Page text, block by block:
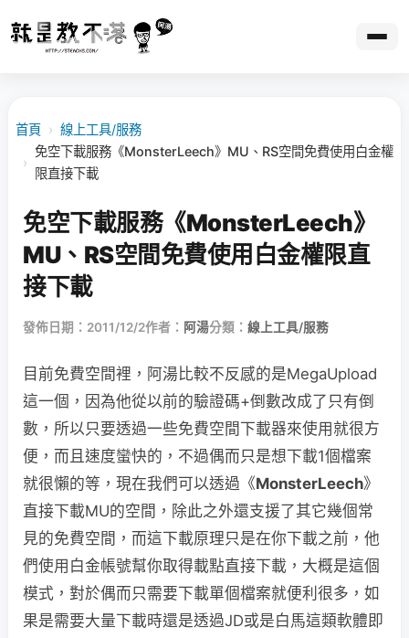
首頁 › 線上工具/服務
›
免空下載服務《MonsterLeech》MU、RS空間免費使用白金權
限直接下載
免空下載服務《MonsterLeech》
MU、RS空間免費使用白金權限直
接下載
發佈日期：2011/12/2作者： 阿湯分類： 線上工具/服務
目前免費空間裡，阿湯比較不反感的是MegaUpload
這一個，因為他從以前的驗證碼+倒數改成了只有倒
數，所以只要透過一些免費空間下載器來使用就很方
便，而且速度蠻快的，不過偶而只是想下載1個檔案
就很懶的等，現在我們可以透過《MonsterLeech》
直接下載MU的空間，除此之外還支援了其它幾個常
見的免費空間，而這下載原理只是在你下載之前，他
們使用白金帳號幫你取得載點直接下載，大概是這個
模式，對於偶而只需要下載單個檔案就便利很多，如
果是需要大量下載時還是透過JD或是白馬這類軟體即